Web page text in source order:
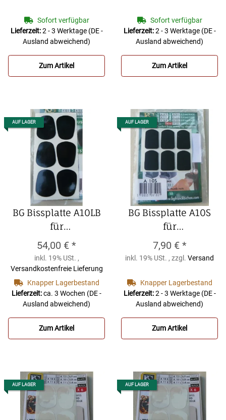
YAMAHA Querflöte
Sofort verfügbar
Lieferzeit:2 - 3 Werktage (DE -
Ausland abweichend)
Zum Artikel
BG Bissplatte A10L
für
Klarinette/Saxophon
0,8mm groß schwarz
Sofort verfügbar
Lieferzeit:2 - 3 Werktage (DE -
Ausland abweichend)
Zum Artikel
AUF LAGER
BG Bissplatte A10LB
für
Klarinette/Saxophon
0,8mm groß schwarz
(Packung zu 48
Stück)BG Bissplatte
A10LB für
Klarinette/Saxophon
0,8mm groß schwarz
54,00 € *
inkl. 19% USt. ,
Versandkostenfreie Lieferung
Knapper Lagerbestand
Lieferzeit:ca. 3 Wochen (DE -
Ausland abweichend)
Zum Artikel
AUF LAGER
BG Bissplatte A10S
für
Klarinette/Saxophon
0,8mm klein
6 Stück)BG Bissplatte
A10S für
Klarinette/Saxophon
0,8mm klein
schwarz (Packung zu
7,90 € *
inkl. 19% USt. , zzgl. Versand
Knapper Lagerbestand
Lieferzeit:2 - 3 Werktage (DE -
Ausland abweichend)
Zum Artikel
AUF LAGER AUF LAGER